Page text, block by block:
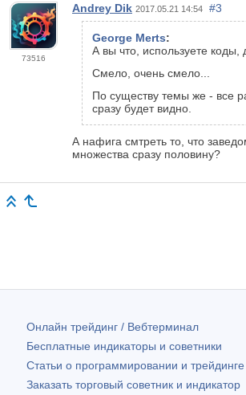
73516
Andrey Dik 2017.05.21 14:54 #3
George Merts:
А вы что, используете коды,
Смело, очень смело...
По существу темы же - все
сразу будет видно.
А нафига смтреть то, что
множества сразу половину?
Онлайн трейдинг / Вебтерминал
Бесплатные индикаторы и советники
Статьи о программировании и трейдинге
Заказать торговый советник и индикатор